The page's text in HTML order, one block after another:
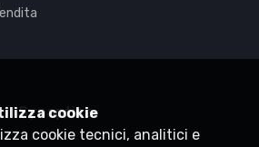
Synaptica
P.IVA 05830520960
cookie
cookie tecnici, analitici e